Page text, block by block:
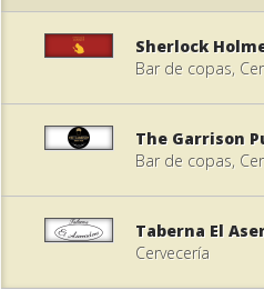
Sherlock
Bar de copas,
The Garrison
Bar de copas,
Taberna El
Cervecería